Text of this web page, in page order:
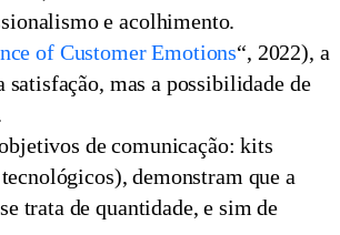
e acolhimento.
of Customer Emotions“, 2022), a
satisfação, mas a possibilidade de
de comunicação: kits
demonstram que a
trata de quantidade, e sim de